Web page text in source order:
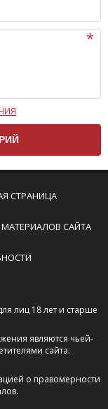
на сайте,
правил:
и чисто
обсуждения.
розни —
они кстати
сайтов, нам
СТРАНИЦА
САЙТА
лиц 18 лет и старше
являются чьей-
сайта.
о правомерности